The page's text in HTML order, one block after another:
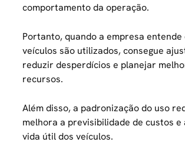
comportamento da operação.
Portanto, quando a empresa entende
veículos são utilizados, consegue
reduzir desperdícios e planejar
recursos.
Além disso, a padronização do uso
melhora a previsibilidade de custos e
vida útil dos veículos.